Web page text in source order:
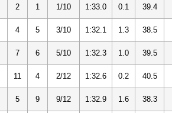
2 1 1/10 1:33.0 0.1 39.4
4 5 3/10 1:32.1 1.3 38.5
7 6 5/10 1:32.3 1.0 39.5
11 4 2/12 1:32.6 0.2 40.5
5 9 9/12 1:32.9 1.6 38.3